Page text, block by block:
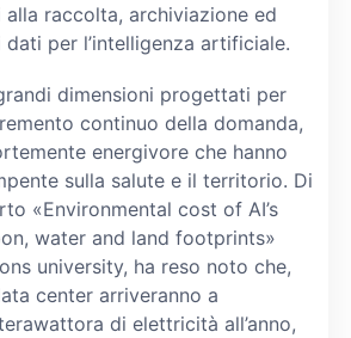
raccolta, archiviazione ed
per l’intelligenza artificiale.
dimensioni progettati per
continuo della domanda,
energivore che hanno
sulla salute e il territorio. Di
«Environmental cost of AI’s
water and land footprints»
university, ha reso noto che,
center arriveranno a
di elettricità all’anno,